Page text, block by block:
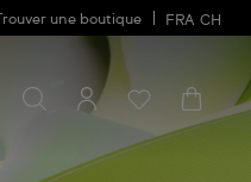
Trouver une boutique FRA CH
un
produit
Chercher un produit